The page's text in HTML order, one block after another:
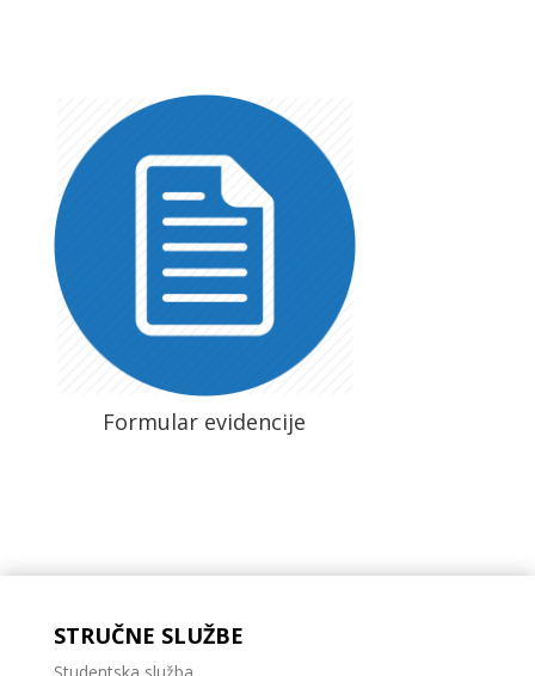
Formular evidencije
STRUČNE SLUŽBE